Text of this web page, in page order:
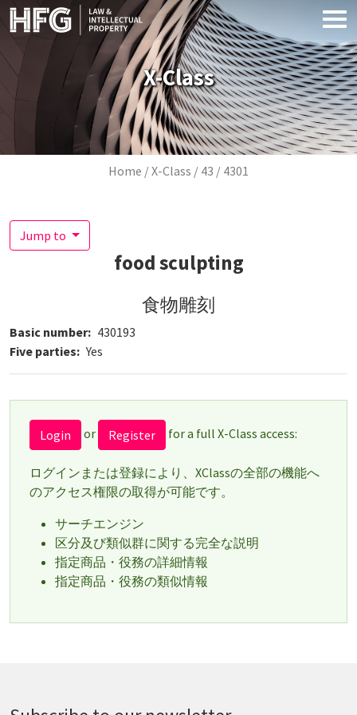
Skip to main content
X-Class
Breadcrumb
Home X-Class 43 4301
Jump to
food sculpting
食物雕刻
Basic number
430193
Five parties
Yes
Login or Register for a full X-Class access:
ログインまたは登録により、XClassの全部の機能へ
のアクセス権限の取得が可能です。
サーチエンジン
区分及び類似群に関する完全な説明
指定商品・役務の詳細情報
指定商品・役務の類似情報